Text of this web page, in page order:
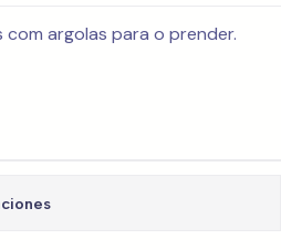
argolas para o prender.